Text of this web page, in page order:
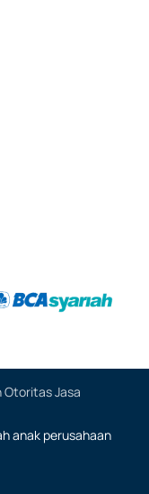
Otoritas Jasa
anak perusahaan